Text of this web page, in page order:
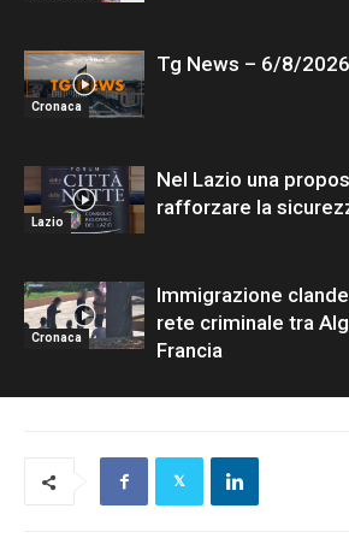
Cronaca
Tg News – 6/8/2026
Lazio
Nel Lazio una
rafforzare la
Cronaca
Immigrazione
rete criminale tra
Francia